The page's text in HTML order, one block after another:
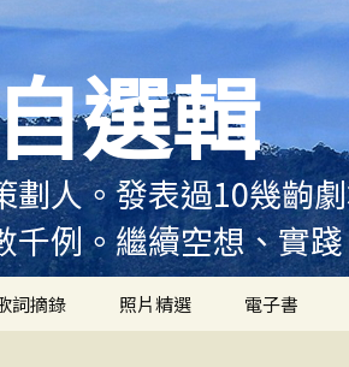
選輯
劃人。發表過10幾齣
例。繼續空想、實
詞摘錄 照片精選 電子書